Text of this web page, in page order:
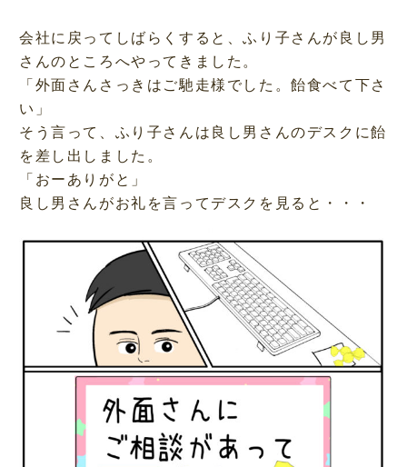
会社に戻ってしばらくすると、ふり子さんが良し男
さんのところへやってきました。
「外面さんさっきはご馳走様でした。飴食べて下さ
い」
そう言って、ふり子さんは良し男さんのデスクに飴
を差し出しました。
「おーありがと」
良し男さんがお礼を言ってデスクを見ると・・・